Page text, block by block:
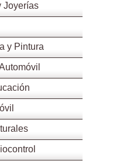
Joyerías
y Pintura